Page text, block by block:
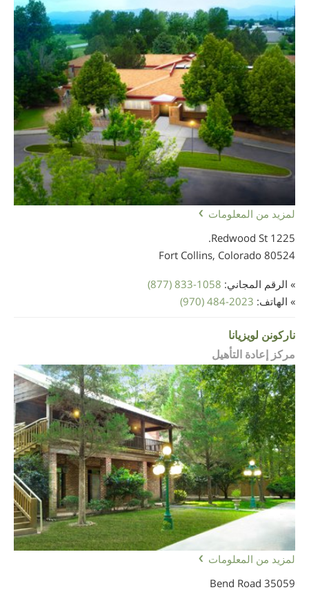
لمزيد من المعلومات
1225 Redwood St.
Fort Collins, Colorado 80524
» الرقم المجاني: (877) 833-1058
» الهاتف: (970) 484-2023
ناركونن لويزيانا
مركز إعادة التأهيل
لمزيد من المعلومات
35059 Bend Road